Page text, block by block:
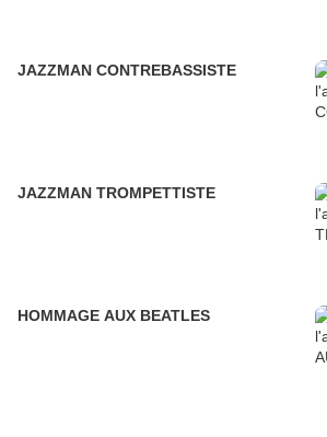
JAZZMAN CONTREBASSISTE
JAZZMAN TROMPETTISTE
HOMMAGE AUX BEATLES